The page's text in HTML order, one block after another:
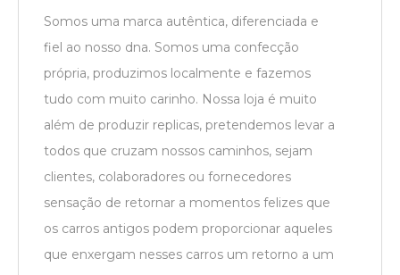
Somos uma marca autêntica, diferenciada e
fiel ao nosso dna. Somos uma confecção
própria, produzimos localmente e fazemos
tudo com muito carinho. Nossa loja é muito
além de produzir replicas, pretendemos levar a
todos que cruzam nossos caminhos, sejam
clientes, colaboradores ou fornecedores
sensação de retornar a momentos felizes que
os carros antigos podem proporcionar aqueles
que enxergam nesses carros um retorno a um